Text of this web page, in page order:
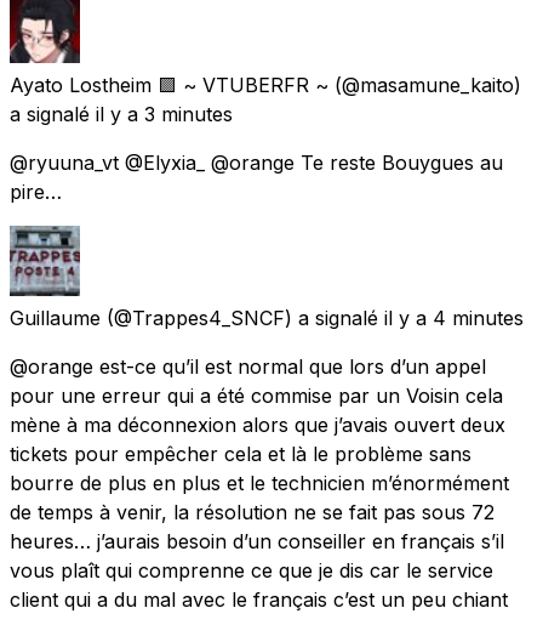
Ayato Lostheim 🟪 ~ VTUBERFR ~ (@masamune_kaito)
a signalé il y a 3 minutes
@ryuuna_vt @Elyxia_ @orange Te reste Bouygues au
pire…
Guillaume (@Trappes4_SNCF) a signalé il y a 4 minutes
@orange est-ce qu’il est normal que lors d’un appel
pour une erreur qui a été commise par un Voisin cela
mène à ma déconnexion alors que j’avais ouvert deux
tickets pour empêcher cela et là le problème sans
bourre de plus en plus et le technicien m’énormément
de temps à venir, la résolution ne se fait pas sous 72
heures… j’aurais besoin d’un conseiller en français s’il
vous plaît qui comprenne ce que je dis car le service
client qui a du mal avec le français c’est un peu chiant